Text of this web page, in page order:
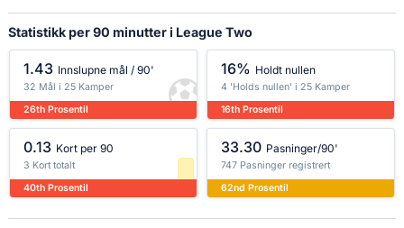
Statistikk per 90 minutter i League Two
1.43 Innslupne mål / 90'
32 Mål i 25 Kamper
26th Prosentil
16% Holdt nullen
4 'Holds nullen' i 25 Kamper
16th Prosentil
0.13 Kort per 90
3 Kort totalt
40th Prosentil
33.30 Pasninger/90'
747 Pasninger registrert
62nd Prosentil